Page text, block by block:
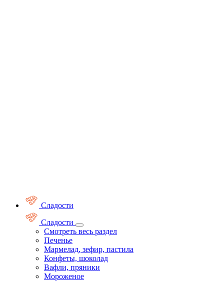
Сладости
Сладости
Смотреть весь раздел
Печенье
Мармелад, зефир, пастила
Конфеты, шоколад
Вафли, пряники
Мороженое